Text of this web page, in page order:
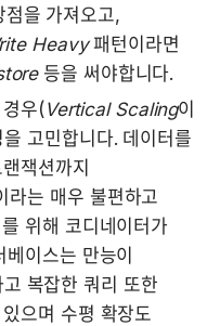
을 가져오고,
Heavy 패턴이라면
등을 써야합니다.
우(Vertical Scaling이
고민합니다. 데이터를
잭션까지
라는 매우 불편하고
위해 코디네이터가
이스는 만능이
복잡한 쿼리 또한
으며 수평 확장도